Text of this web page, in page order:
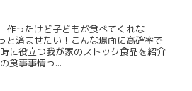
作ったけど子どもが食べてくれな
と済ませたい！こんな場面に高確率で
に役立つ我が家のストック食品を紹介
食事事情っ...